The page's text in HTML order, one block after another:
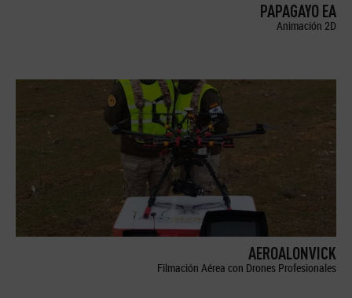
PAPAGAYO EA
Animación 2D
AEROALONVICK
Filmación Aérea con Drones Profesionales